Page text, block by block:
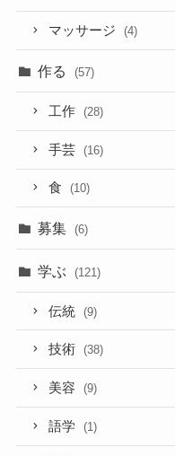
マッサージ (4)
作る (57)
工作 (28)
手芸 (16)
食 (10)
募集 (6)
学ぶ (121)
伝統 (9)
技術 (38)
美容 (9)
語学 (1)